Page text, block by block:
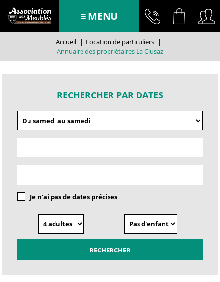
MENU
Accueil | Location de particuliers |
Annuaire des propriétaires La Clusaz
RECHERCHER PAR DATES
Je n'ai pas de dates précises